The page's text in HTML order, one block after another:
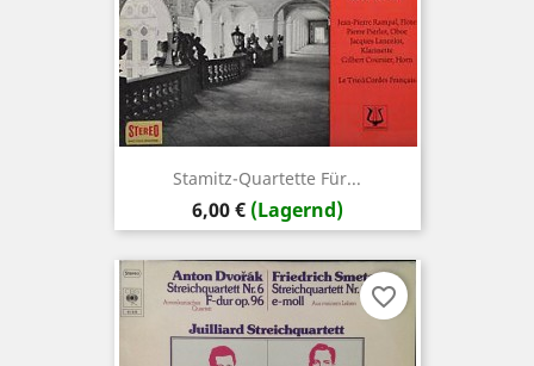
Stamitz-Quartette Für...
Preis
6,00 € (Lagernd)
favorite_border